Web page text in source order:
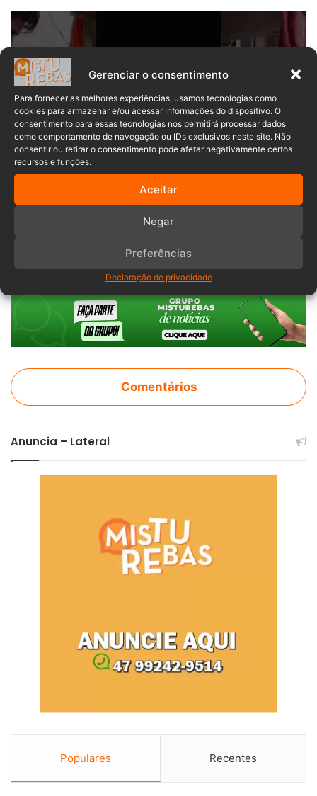
Gerenciar o consentimento
Para fornecer as melhores experiências, usamos tecnologias como
cookies para armazenar e/ou acessar informações do dispositivo. O
consentimento para essas tecnologias nos permitirá processar dados
como comportamento de navegação ou IDs exclusivos neste site. Não
consentir ou retirar o consentimento pode afetar negativamente certos
recursos e funções.
Aceitar
Negar
Preferências
Declaração de privacidade
Dulal Giri Ji Maharaj
prática
Comentários
Anuncia – Lateral
Populares Recentes